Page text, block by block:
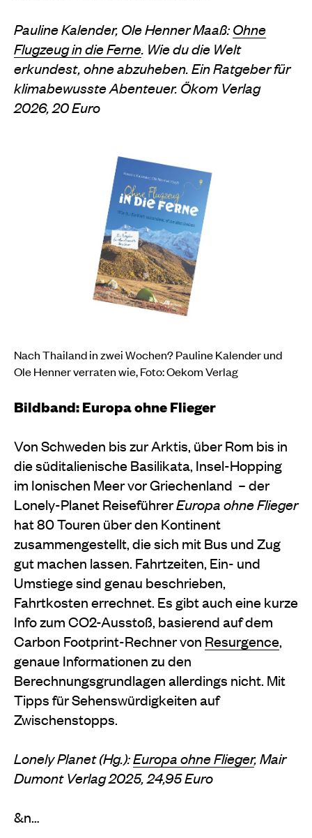
Pauline Kalender, Ole Henner Maaß:Ohne
Flugzeug in die Ferne. Wie du die Welt
erkundest, ohne abzuheben. Ein Ratgeber für
klimabewusste Abenteuer. Ökom Verlag
2026, 20 Euro
Nach Thailand in zwei Wochen?Pauline Kalender und
Ole Henner verraten wie,Foto: Oekom Verlag
Bildband: Europa ohne Flieger
Von Schweden bis zur Arktis, über Rom bis in
die süditalienische Basilikata, Insel-Hopping
im Ionischen Meer vor Griechenland – der
Lonely-Planet ReiseführerEuropa ohne Flieger
hat 80 Touren über den Kontinent
zusammengestellt, die sich mit Bus und Zug
gut machen lassen. Fahrtzeiten, Ein- und
Umstiege sind genau beschrieben,
Fahrtkosten errechnet. Es gibt auch eine kurze
Info zum CO2-Ausstoß, basierend auf dem
Carbon Footprint-Rechner von Resurgence,
genaue Informationen zu den
Berechnungsgrundlagen allerdings nicht. Mit
Tipps für Sehenswürdigkeiten auf
Zwischenstopps.
Lonely Planet (Hg.):Europa ohne Flieger, Mair
Dumont Verlag 2025, 24,95 Euro
&n…